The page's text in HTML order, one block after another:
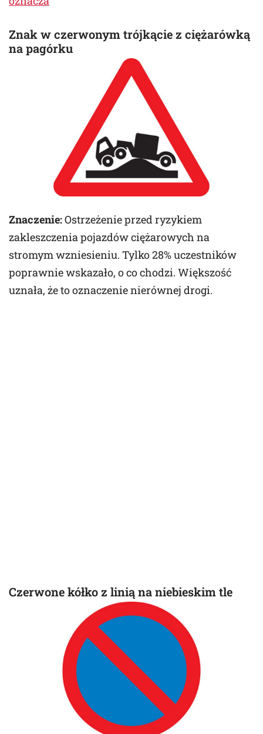
Znak w czerwonym trójkącie z ciężarówką
na pagórku
Znaczenie:Ostrzeżenie przed ryzykiem
zakleszczenia pojazdów ciężarowych na
stromym wzniesieniu. Tylko 28% uczestników
poprawnie wskazało, o co chodzi. Większość
uznała, że to oznaczenie nierównej drogi.
Czerwone kółko z linią na niebieskim tle